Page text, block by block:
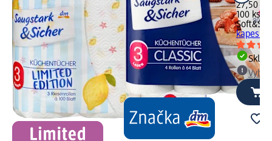
27,50 Kč
100 ks